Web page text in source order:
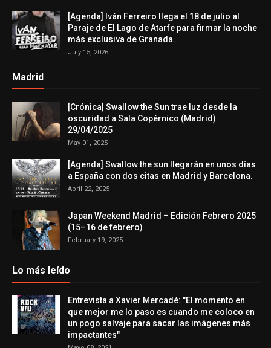
[Agenda] Iván Ferreiro llega el 18 de julio al
Paraje de El Lago de Atarfe para firmar la noche
más exclusiva de Granada.
July 15, 2026
Madrid
[Crónica] Swallow the Sun trae luz desde la
oscuridad a Sala Copérnico (Madrid)
29/04/2025
May 01, 2025
[Agenda] Swallow the sun llegarán en unos días
a España con dos citas en Madrid y Barcelona.
April 22, 2025
Japan Weekend Madrid – Edición Febrero 2025
(15–16 de febrero)
February 19, 2025
Lo más leído
Entrevista a Xavier Mercadé: "El momento en
que mejor me lo paso es cuando me coloco en
un pogo salvaje para sacar las imágenes más
impactantes"